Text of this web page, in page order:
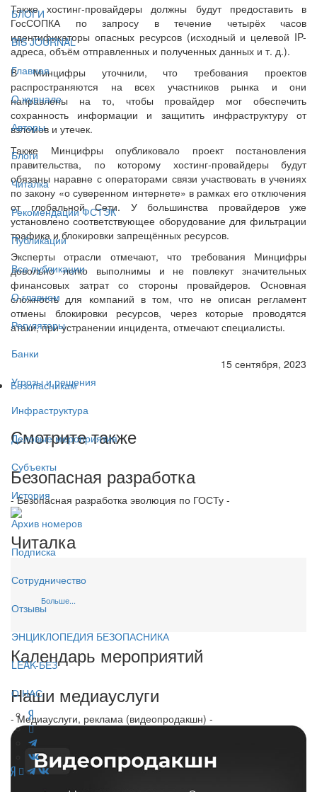
БЛОГИ
BIS JOURNAL
Главная
О журнале
Авторы
Блоги
Читалка
Рекомендации ФСТЭК
Публикации
Все публикации
О главном
Регуляторы
Банки
Угрозы и решения
Инфраструктура
Деловые мероприятия
Субъекты
История
Архив номеров
Подписка
Сотрудничество
Отзывы
ЭНЦИКЛОПЕДИЯ БЕЗОПАСНИКА
LEAK-БЕЗ
О НАС
Также хостинг-провайдеры должны будут предоставить в
ГосСОПКА по запросу в течение четырёх часов
идентификаторы опасных ресурсов (исходный и целевой IP-
адреса, объём отправленных и полученных данных и т. д.).
В Минцифры уточнили, что требования проектов
распространяются на всех участников рынка и они
направлены на то, чтобы провайдер мог обеспечить
сохранность информации и защитить инфраструктуру от
взломов и утечек.
Также Минцифры опубликовало проект постановления
правительства, по которому хостинг-провайдеры будут
обязаны наравне с операторами связи участвовать в учениях
по закону «о суверенном интернете» в рамках его отключения
от глобальной Сети. У большинства провайдеров уже
установлено соответствующее оборудование для фильтрации
трафика и блокировки запрещённых ресурсов.
Эксперты отрасли отмечают, что требования Минцифры
довольно легко выполнимы и не повлекут значительных
финансовых затрат со стороны провайдеров. Основная
сложность для компаний в том, что не описан регламент
отмены блокировки ресурсов, через которые проводятся
атаки, при устранении инцидента, отмечают специалисты.
15 сентября, 2023
Безопасникам
Смотрите также
Безопасная разработка
- Безопасная разработка эволюция по ГОСТу -
Читалка
Больше...
Календарь мероприятий
Наши медиауслуги
- Медиауслуги, реклама (видеопродакшн) -